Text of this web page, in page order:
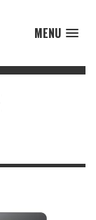
MENU